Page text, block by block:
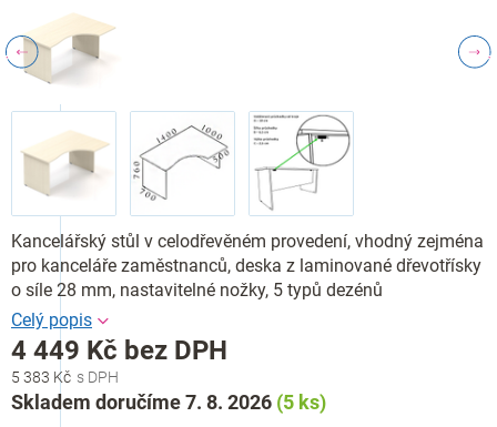
5 383 Kč
4 449 Kč bez DPH
Měrná
cena:
Skladem doručíme 7. 8. 2026 (5 ks)
Kancelářský stůl v celodřevěném provedení, vhodný zejména
pro kanceláře zaměstnanců, deska z laminované dřevotřísky
o síle 28 mm, nastavitelné nožky, 5 typů dezénů